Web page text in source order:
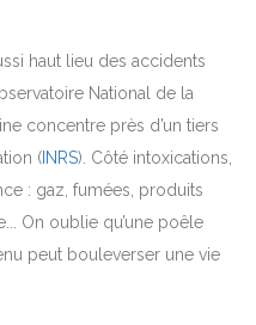
haut lieu des accidents
National de la
concentre près d’un tiers
( INRS). Côté intoxications,
: gaz, fumées, produits
On oublie qu’une poêle
peut bouleverser une vie